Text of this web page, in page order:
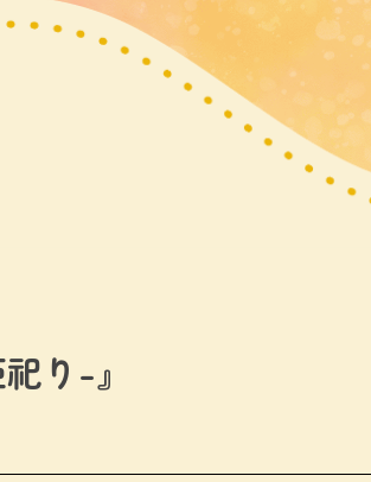
り-』